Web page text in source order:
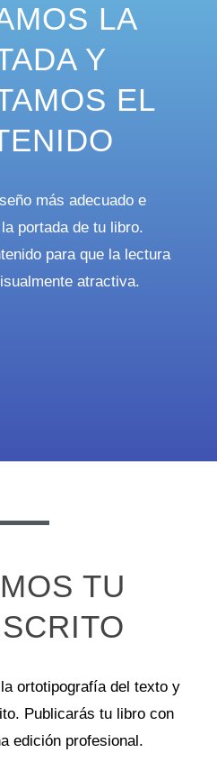
LA
Y
EL
más adecuado e
portada de tu libro.
para que la lectura
atractiva.
TU
ortotipografía del texto y
Publicarás tu libro con
edición profesional.